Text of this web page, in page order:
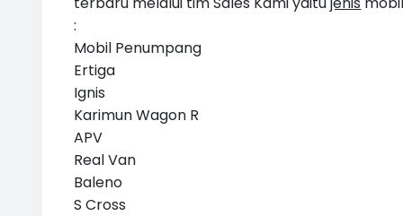
:
Mobil Penumpang
Ertiga
Ignis
Karimun Wagon R
APV
Real Van
Baleno
S Cross